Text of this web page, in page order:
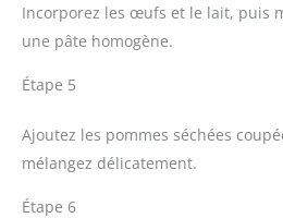
Incorporez les œufs et le lait, puis
une pâte homogène.
Étape 5
Ajoutez les pommes séchées
mélangez délicatement.
Étape 6